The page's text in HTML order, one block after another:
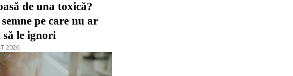
de una toxică?
pe care nu ar
le ignori
2026